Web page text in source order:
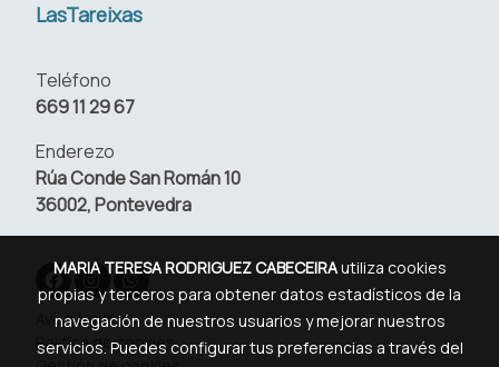
LasTareixas
Teléfono
669 11 29 67
Enderezo
Rúa Conde San Román 10
36002, Pontevedra
Aviso legal
Política de cookies
MARIA TERESA RODRIGUEZ CABECEIRAutiliza cookies
propias y terceros para obtener datos estadísticos de la
navegación de nuestros usuarios y mejorar nuestros
servicios. Puedes configurar tus preferencias a través del